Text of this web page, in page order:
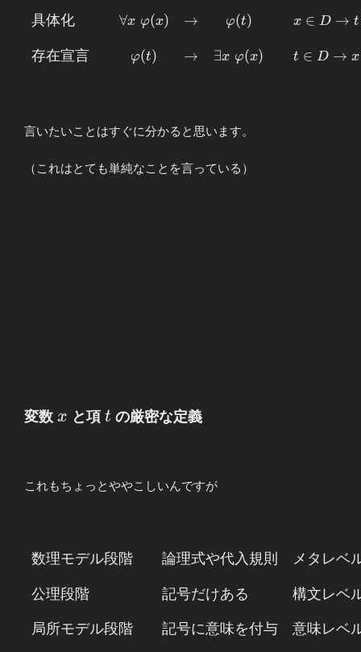
\begin{array}
化 && \forall
\to t\in D \\
\\ 存在宣言
&\to& \exists
具体化
存在宣言
∀x φ(x)
φ(t)
→
→
φ(t)
∃x φ(x)
x ∈ D → t
t ∈ D → x
言いたいことはすぐに分かると思います。
（これはとても単純なことを言っている）
変数 x
x と項 t
t の厳密な定義
これもちょっとややこしいんですが
\begin{array}
デル段階 &&
規則 & メタ
数理モデル段階
公理段階
局所モデル段階
論理式や代入規則
記号だけある
記号に意味を付与
メ タ レベ
構文レベ
意味レベ